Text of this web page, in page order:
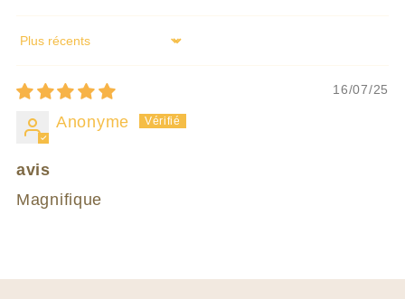
Sort by
16/07/25
Anonyme
avis
Magnifique